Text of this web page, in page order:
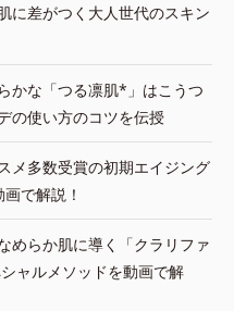
に差がつく大人世代のスキン
かな「つる凛肌*」はこうつ
の使い方のコツを伝授
メ多数受賞の初期エイジング
で解説！
めらか肌に導く「クラリファ
ャルメソッドを動画で解